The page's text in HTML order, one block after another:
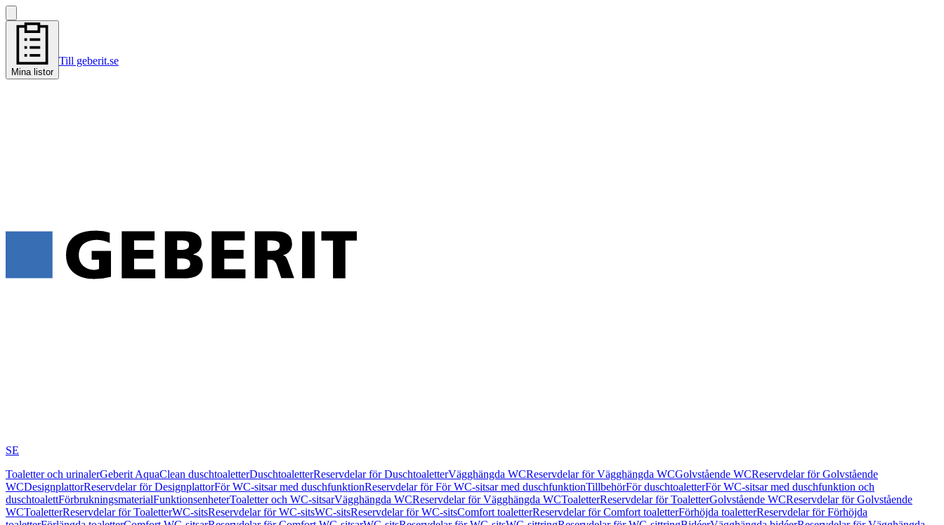
Mina listor
Till geberit.se
SE
Toaletter och urinalerGeberit AquaClean duschtoaletterDuschtoaletterReservdelar för DuschtoaletterVägghängda WCReservdelar för Vägghängda WCGolvstående WCReservdelar för Golvstående
WCDesignplattorReservdelar för DesignplattorFör WC-sitsar med duschfunktionReservdelar för För WC-sitsar med duschfunktionTillbehörFör duschtoaletterFör WC-sitsar med duschfunktion och
duschtoalettFörbrukningsmaterialFunktionsenheterToaletter och WC-sitsarVägghängda WCReservdelar för Vägghängda WCToaletterReservdelar för ToaletterGolvstående WCReservdelar för Golvstående
WCToaletterReservdelar för ToaletterWC-sitsReservdelar för WC-sitsWC-sitsReservdelar för WC-sitsComfort toaletterReservdelar för Comfort toaletterFörhöjda toaletterReservdelar för Förhöjda